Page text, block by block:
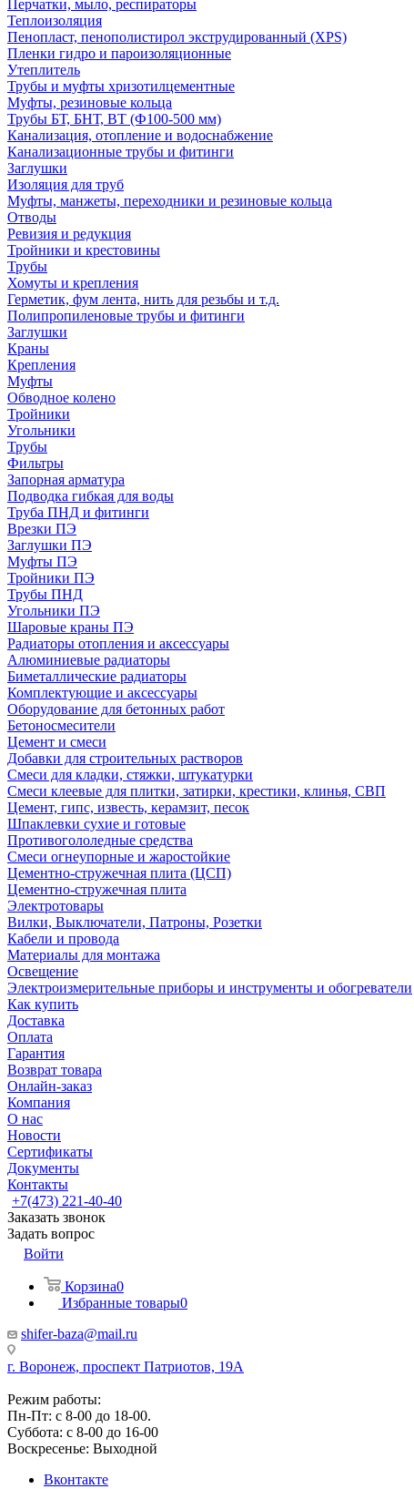
Перчатки, мыло, респираторы
Теплоизоляция
Пенопласт, пенополистирол экструдированный (XPS)
Пленки гидро и пароизоляционные
Утеплитель
Трубы и муфты хризотилцементные
Муфты, резиновые кольца
Трубы БТ, БНТ, ВТ (Ф100-500 мм)
Канализация, отопление и водоснабжение
Канализационные трубы и фитинги
Заглушки
Изоляция для труб
Муфты, манжеты, переходники и резиновые кольца
Отводы
Ревизия и редукция
Тройники и крестовины
Трубы
Хомуты и крепления
Герметик, фум лента, нить для резьбы и т.д.
Полипропиленовые трубы и фитинги
Заглушки
Краны
Крепления
Муфты
Обводное колено
Тройники
Угольники
Трубы
Фильтры
Запорная арматура
Подводка гибкая для воды
Труба ПНД и фитинги
Врезки ПЭ
Заглушки ПЭ
Муфты ПЭ
Тройники ПЭ
Трубы ПНД
Угольники ПЭ
Шаровые краны ПЭ
Радиаторы отопления и аксессуары
Алюминиевые радиаторы
Биметаллические радиаторы
Комплектующие и аксессуары
Оборудование для бетонных работ
Бетоносмесители
Цемент и смеси
Добавки для строительных растворов
Смеси для кладки, стяжки, штукатурки
Смеси клеевые для плитки, затирки, крестики, клинья, СВП
Цемент, гипс, известь, керамзит, песок
Шпаклевки сухие и готовые
Противогололедные средства
Смеси огнеупорные и жаростойкие
Цементно-стружечная плита (ЦСП)
Цементно-стружечная плита
Электротовары
Вилки, Выключатели, Патроны, Розетки
Кабели и провода
Материалы для монтажа
Освещение
Электроизмерительные приборы и инструменты и обогреватели
Как купить
Доставка
Оплата
Гарантия
Возврат товара
Онлайн-заказ
Компания
О нас
Новости
Сертификаты
Документы
Контакты
+7(473) 221-40-40
Заказать звонок
Задать вопрос
Войти
Корзина0
Избранные товары0
shifer-baza@mail.ru
г. Воронеж, проспект Патриотов, 19А
Режим работы:
Пн-Пт: с 8-00 до 18-00.
Суббота: с 8-00 до 16-00
Воскресенье: Выходной
Вконтакте